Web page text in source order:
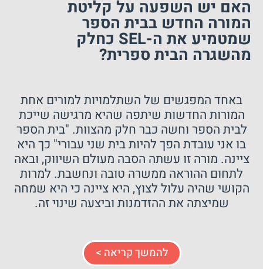
האם יש השפעה על קליטת
המורה החדש בבית הספר
שמטמיע את ה-SEL כחלק
מהשגרה הבית ספרית?
באחד המפגשים של השתלמויות למורים אחת
המורות החדשות שיתפה שהיא מרגישה שייכת
לבית הספר וחשה כבר חלק מהצוות. "בית הספר
בו אני עובדת הפך להיות בית שני עבורי" כך היא
ציינה. מורה זו עשתה הסבה מעולם השיווק, ובאה
לתחום ההוראה ממשרה טובה ונחשבת. למרות
הקושי שהיה עלול לצוץ, היא ציינה כי היא שמחה
שמיצתה את ההזדמנות וביצעה שינוי זה.
להמשך קריאה >